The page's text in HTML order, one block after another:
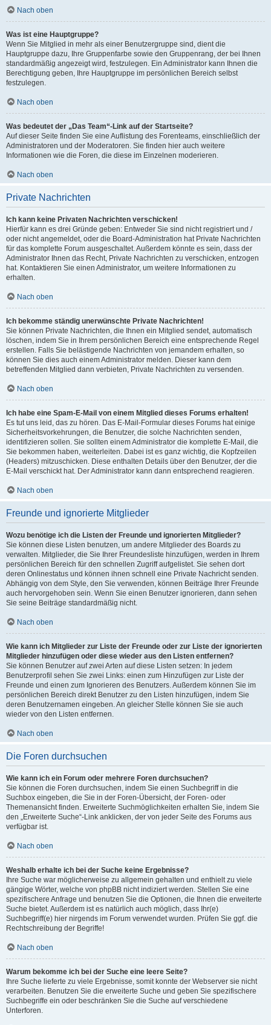
Nach oben
Was ist eine Hauptgruppe?
Wenn Sie Mitglied in mehr als einer Benutzergruppe sind, dient die
Hauptgruppe dazu, Ihre Gruppenfarbe sowie den Gruppenrang, der bei Ihnen
standardmäßig angezeigt wird, festzulegen. Ein Administrator kann Ihnen die
Berechtigung geben, Ihre Hauptgruppe im persönlichen Bereich selbst
festzulegen.
Nach oben
Was bedeutet der „Das Team“-Link auf der Startseite?
Auf dieser Seite finden Sie eine Auflistung des Forenteams, einschließlich der
Administratoren und der Moderatoren. Sie finden hier auch weitere
Informationen wie die Foren, die diese im Einzelnen moderieren.
Nach oben
Private Nachrichten
Ich kann keine Privaten Nachrichten verschicken!
Hierfür kann es drei Gründe geben: Entweder Sie sind nicht registriert und /
oder nicht angemeldet, oder die Board-Administration hat Private Nachrichten
für das komplette Forum ausgeschaltet. Außerdem könnte es sein, dass der
Administrator Ihnen das Recht, Private Nachrichten zu verschicken, entzogen
hat. Kontaktieren Sie einen Administrator, um weitere Informationen zu
erhalten.
Nach oben
Ich bekomme ständig unerwünschte Private Nachrichten!
Sie können Private Nachrichten, die Ihnen ein Mitglied sendet, automatisch
löschen, indem Sie in Ihrem persönlichen Bereich eine entsprechende Regel
erstellen. Falls Sie belästigende Nachrichten von jemandem erhalten, so
können Sie dies auch einem Administrator melden. Dieser kann dem
betreffenden Mitglied dann verbieten, Private Nachrichten zu versenden.
Nach oben
Ich habe eine Spam-E-Mail von einem Mitglied dieses Forums erhalten!
Es tut uns leid, das zu hören. Das E-Mail-Formular dieses Forums hat einige
Sicherheitsvorkehrungen, die Benutzer, die solche Nachrichten senden,
identifizieren sollen. Sie sollten einem Administrator die komplette E-Mail, die
Sie bekommen haben, weiterleiten. Dabei ist es ganz wichtig, die Kopfzeilen
(Headers) mitzuschicken. Diese enthalten Details über den Benutzer, der die
E-Mail verschickt hat. Der Administrator kann dann entsprechend reagieren.
Nach oben
Freunde und ignorierte Mitglieder
Wozu benötige ich die Listen der Freunde und ignorierten Mitglieder?
Sie können diese Listen benutzen, um andere Mitglieder des Boards zu
verwalten. Mitglieder, die Sie Ihrer Freundesliste hinzufügen, werden in Ihrem
persönlichen Bereich für den schnellen Zugriff aufgelistet. Sie sehen dort
deren Onlinestatus und können ihnen schnell eine Private Nachricht senden.
Abhängig von dem Style, den Sie verwenden, können Beiträge Ihrer Freunde
auch hervorgehoben sein. Wenn Sie einen Benutzer ignorieren, dann sehen
Sie seine Beiträge standardmäßig nicht.
Nach oben
Wie kann ich Mitglieder zur Liste der Freunde oder zur Liste der ignorierten
Mitglieder hinzufügen oder diese wieder aus den Listen entfernen?
Sie können Benutzer auf zwei Arten auf diese Listen setzen: In jedem
Benutzerprofil sehen Sie zwei Links: einen zum Hinzufügen zur Liste der
Freunde und einen zum Ignorieren des Benutzers. Außerdem können Sie im
persönlichen Bereich direkt Benutzer zu den Listen hinzufügen, indem Sie
deren Benutzernamen eingeben. An gleicher Stelle können Sie sie auch
wieder von den Listen entfernen.
Nach oben
Die Foren durchsuchen
Wie kann ich ein Forum oder mehrere Foren durchsuchen?
Sie können die Foren durchsuchen, indem Sie einen Suchbegriff in die
Suchbox eingeben, die Sie in der Foren-Übersicht, der Foren- oder
Themenansicht finden. Erweiterte Suchmöglichkeiten erhalten Sie, indem Sie
den „Erweiterte Suche“-Link anklicken, der von jeder Seite des Forums aus
verfügbar ist.
Nach oben
Weshalb erhalte ich bei der Suche keine Ergebnisse?
Ihre Suche war möglicherweise zu allgemein gehalten und enthielt zu viele
gängige Wörter, welche von phpBB nicht indiziert werden. Stellen Sie eine
spezifischere Anfrage und benutzen Sie die Optionen, die Ihnen die erweiterte
Suche bietet. Außerdem ist es natürlich auch möglich, dass Ihr(e)
Suchbegriff(e) hier nirgends im Forum verwendet wurden. Prüfen Sie ggf. die
Rechtschreibung der Begriffe!
Nach oben
Warum bekomme ich bei der Suche eine leere Seite?
Ihre Suche lieferte zu viele Ergebnisse, somit konnte der Webserver sie nicht
verarbeiten. Benutzen Sie die erweiterte Suche und geben Sie spezifischere
Suchbegriffe ein oder beschränken Sie die Suche auf verschiedene
Unterforen.